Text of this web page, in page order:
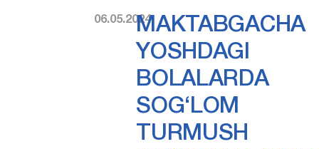
06.05.2024MAKTABGACHA
YOSHDAGI
BOLALARDA
SOG‘LOM
TURMUSH